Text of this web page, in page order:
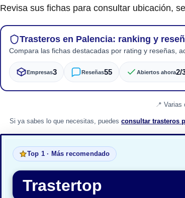
Revisa sus fichas para consultar ubicación,
Trasteros en Palencia: ranking y
Compara las fichas destacadas por rating y reseñas,
Empresas3 Reseñas55 Abiertos ahora2/
Varias
Si ya sabes lo que necesitas, puedes consultar trasteros
Top 1 · Más recomendado
Trastertop